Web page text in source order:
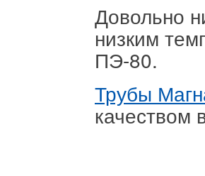
Довольно
низким
ПЭ-80.
Трубы
качеством